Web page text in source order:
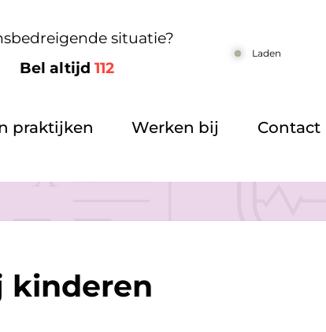
situatie?
Bel altijd 112
Laden
praktijken Werken bij Contact
kinderen